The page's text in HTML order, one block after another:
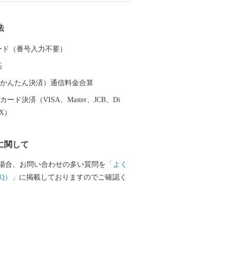
ド（番号入力不要）
かんたん決済）通信料金合算
ード決済（VISA、Master、JCB、Di
関して
合、お問い合わせの多い質問を 「よく
）」 に掲載しておりますのでご確認く